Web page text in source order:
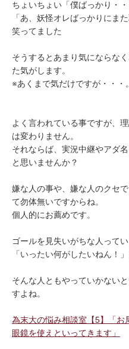
ちょいちょい「僕ばっかり・
「あ、妖怪オレばっかりにま
笑ってました
そうするとあまり気にならな
た気がします。
※あくまで気だけですが・・・。
よく言われている事ですが、
は変わりません。
それならば、実況中継やアダ
と思いませんか？
嫌な人の事や、嫌な人のクセ
て勿体無いですからね。
個人的にお薦めです。
ゴールを見失いがちな人ってい
「いったい何がしたいねん！
そんな人ともやっていかない
すよね。
為末大の悩み相談室【5】「お
眼鏡を使えといってきます」